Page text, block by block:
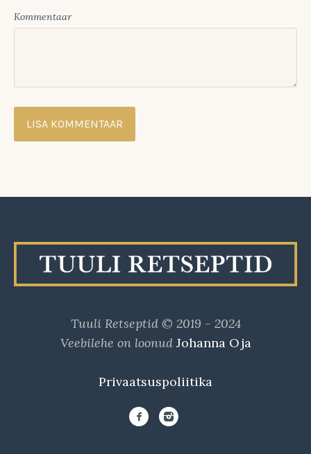
Kommentaar
Tuuli Retseptid © 2019 - 2024
Veebilehe on loonud Johanna Oja
Privaatsuspoliitika